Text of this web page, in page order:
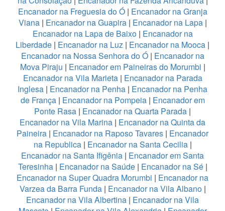
Encanador na Freguesia do Ó| Encanador na Granja
Viana| Encanador na Guapira| Encanador na Lapa|
Encanador na Lapa de Baixo | Encanador na
Liberdade | Encanador na Luz | Encanador na Mooca |
Encanador na Nossa Senhora do Ó| Encanador na
Mova Piraju | Encanador em Paineiras do Morumbi |
Encanador na Vila Marieta| Encanador na Parada
Inglesa | Encanador na Penha | Encanador na Penha
de França | Encanador na Pompeia| Encanador em
Ponte Rasa | Encanador na Quarta Parada |
Encanador na Vila Marina | Encanador na Quinta da
Paineira | Encanador na Raposo Tavares | Encanador
na Republica| Encanador na Santa Cecilia|
Encanador na Santa Ifigênia | Encanador em Santa
Teresinha| Encanador na Saúde| Encanador na Sé|
Encanador na Super Quadra Morumbi | Encanador na
Varzea da Barra Funda| Encanador na Vila Albano|
Encanador na Vila Albertina | Encanador na Vila